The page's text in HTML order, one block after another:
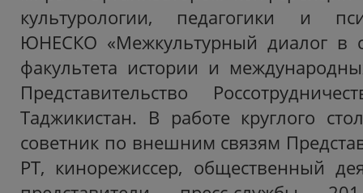
культурологии, педагогики и
ЮНЕСКО «Межкультурный диалог в
факультета истории и
Представительство
Таджикистан. В работе круглого
советник по внешним связям
РТ, кинорежиссер, общественный